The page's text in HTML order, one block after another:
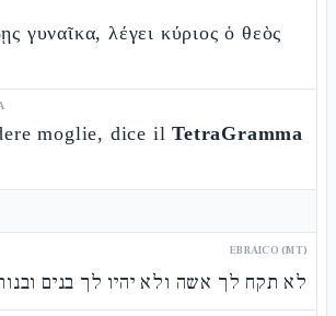
γυναῖκα, λέγει κύριος ὁ θεὸς
moglie, dice ilTetraGramma
EBRAICO (MT)
לא תקח לך אשה ולא יהיו לך בנים